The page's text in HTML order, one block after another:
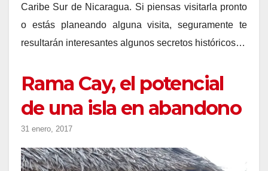
Caribe Sur de Nicaragua. Si piensas visitarla pronto
o estás planeando alguna visita, seguramente te
resultarán interesantes algunos secretos históricos…
Rama Cay, el potencial
de una isla en abandono
31 enero, 2017